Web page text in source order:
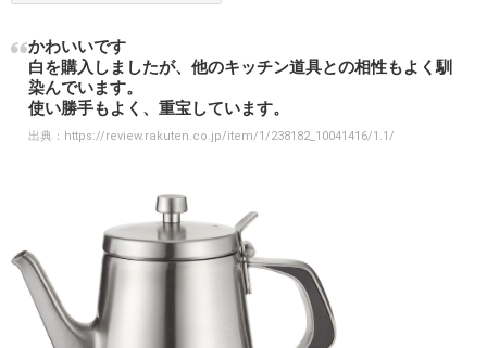
かわいいです
白を購入しましたが、他のキッチン道具との相性もよく馴
染んでいます。
使い勝手もよく、重宝しています。
出典： https://review.rakuten.co.jp/item/1/238182_10041416/1.1/